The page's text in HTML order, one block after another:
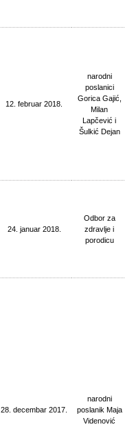
12. februar 2018.
narodni
poslanici
Gorica Gajić,
Milan
Lapčević i
Šulkić Dejan
24. januar 2018.
Odbor za
zdravlje i
porodicu
28. decembar 2017.
narodni
poslanik Maja
Videnović